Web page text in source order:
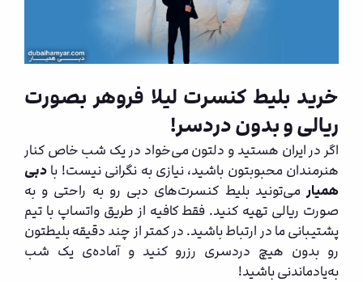
خرید بلیط کنسرت لیلا فروهر بصورت
ریالی و بدون دردسر!
اگر در ایران هستید و دلتون می‌خواد در یک شب خاص کنار
هنرمندان محبوبتون باشید، نیازی به نگرانی نیست! با دبی
همیارمی‌تونید بلیط کنسرت‌های دبی رو به راحتی و به
صورت ریالی تهیه کنید. فقط کافیه از طریق واتساپ با تیم
پشتیبانی ما در ارتباط باشید. در کمتر از چند دقیقه بلیطتون
رو بدون هیچ دردسری رزرو کنید و آماده‌ی یک شب
به‌یادماندنی باشید!